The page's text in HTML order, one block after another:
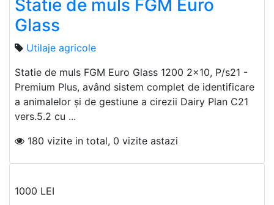
Statie de muls FGM Euro
Glass
Utilaje agricole
Statie de muls FGM Euro Glass 1200 2x10, P/s21 -
Premium Plus, având sistem complet de identificare
a animalelor și de gestiune a cirezii Dairy Plan C21
vers.5.2 cu ...
180 vizite in total, 0 vizite astazi
1000 LEI